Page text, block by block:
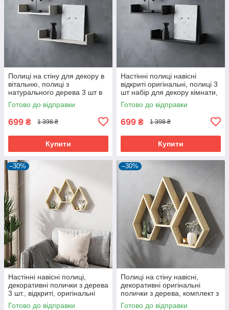
Полиці на стіну для декору в
вітальню, полиці з
натурального дерева 3 шт в
комплекті, настінні полиці в
будинок
Готово до відправки
699 ₴ 1 398 ₴
Купити
Настінні полиці навісні
відкриті оригінальні, полиці 3
шт набір для декору кімнати,
полички на стіну
Готово до відправки
699 ₴ 1 398 ₴
Купити
–30%
Настінні навісні полиці,
декоративні полички з дерева
3 шт., відкриті, оригінальні
для стіни.
Готово до відправки
–30%
Полиці на стіну навісні,
декоративні оригінальні
полички з дерева, комплект з
трьох штук.
Готово до відправки